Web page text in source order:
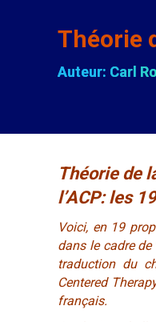
Théorie
Auteur: Carl
Théorie de
l’ACP: les
Voici, en 19
dans le cadre de
traduction du
Centered
français.